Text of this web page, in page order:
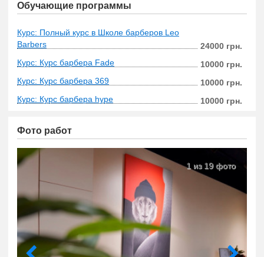
Обучающие программы
Курс: Полный курс в Школе барберов Leo
Barbers
24000 грн.
Курс: Курс барбера Fade
10000 грн.
Курс: Курс барбера 369
10000 грн.
Курс: Курс барбера hype
10000 грн.
Фото работ
1 из 19 фото